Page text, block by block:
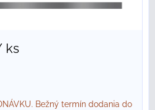
ks
Bežný termín dodania do